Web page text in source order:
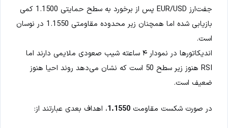
جفت‌ارز EUR/USD پس از برخورد به سطح حمایتی 1.1500 کمی
بازیابی شده اما همچنان زیر محدوده مقاومتی 1.1550 در نوسان
است.
اندیکاتورها در نمودار ۴ ساعته شیب صعودی ملایمی دارند اما
RSI هنوز زیر سطح 50 است که نشان می‌دهد روند احیا هنوز
ضعیف است.
در صورت شکست مقاومت 1.1550، اهداف بعدی عبارتند از: